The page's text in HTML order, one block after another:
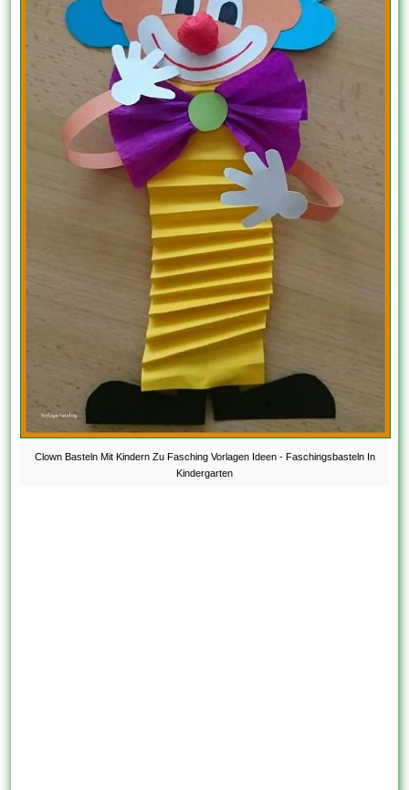
Clown Basteln Mit Kindern Zu Fasching Vorlagen Ideen - Faschingsbasteln In
Kindergarten